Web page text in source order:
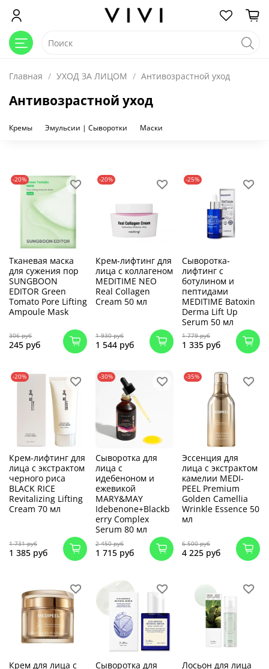
Главная УХОД ЗА ЛИЦОМ Антивозрастной уход
Антивозрастной уход
Кремы Эмульсии | Сыворотки Маски
-20%
Тканевая маска
для сужения пор
SUNGBOON
EDITOR Green
Tomato Pore Lifting
Ampoule Mask
306 руб
245 руб
-20%
Крем-лифтинг для
лица с коллагеном
MEDITIME NEO
Real Collagen
Cream 50 мл
1 930 руб
1 544 руб
-25%
Сыворотка-
лифтинг с
ботулином и
пептидами
MEDITIME Batoxin
Derma Lift Up
Serum 50 мл
1 779 руб
1 335 руб
-20%
Крем-лифтинг для
лица с экстрактом
черного риса
BLACK RICE
Revitalizing Lifting
Cream 70 мл
1 731 руб
1 385 руб
-30%
Сыворотка для
лица с
идебеноном и
ежевикой
MARY&MAY
Idebenone+Blackb
erry Complex
Serum 80 мл
2 450 руб
1 715 руб
-35%
Эссенция для
лица с экстрактом
камелии MEDI-
PEEL Premium
Golden Camellia
Wrinkle Essence 50
мл
6 500 руб
4 225 руб
Крем для лица с
Сыворотка для
Лосьон для лица